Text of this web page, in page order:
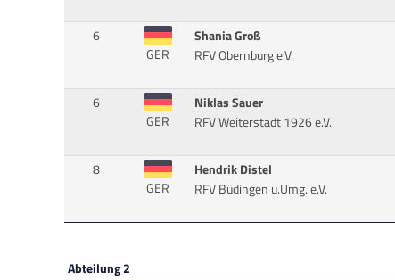
6
GER
Shania Groß
RFV Obernburg e.V.
6
GER
Niklas Sauer
RFV Weiterstadt 1926 e.V.
8
GER
Hendrik Distel
RFV Büdingen u.Umg. e.V.
Abteilung 2